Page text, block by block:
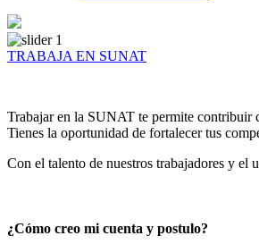
TRABAJA EN SUNAT
Trabajar en la SUNAT te permite contribuir
Tienes la oportunidad de fortalecer tus
Con el talento de nuestros trabajadores y el
¿Cómo creo mi cuenta y postulo?